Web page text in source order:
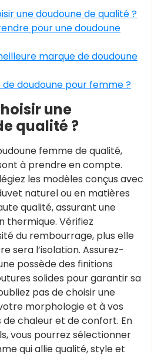
une doudoune de qualité ?
pour une doudoune
marque de doudoune
doudoune pour femme ?
une
qualité ?
femme de qualité,
à prendre en compte.
les modèles conçus avec
naturel ou en matières
qualité, assurant une
thermique. Vérifiez
du rembourrage, plus elle
sera l’isolation. Assurez-
possède des finitions
solides pour garantir sa
pas de choisir une
morphologie et à vos
chaleur et de confort. En
vous pourrez sélectionner
qui allie qualité, style et